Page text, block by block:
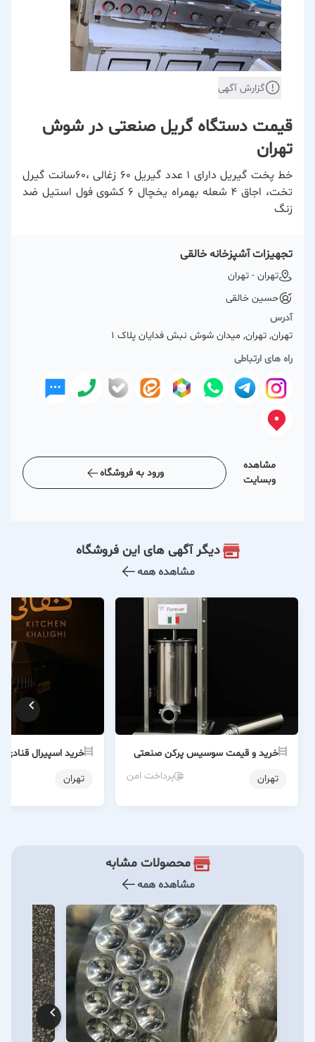
گزارش آگهی
قیمت دستگاه گریل صنعتی در شوش
تهران
خط پخت گیریل دارای ۱ عدد گیریل ۶۰ زغالی ،۶۰‌سانت گیرل
تخت، اجاق ۴ شعله بهمراه یخچال ۶ کشوی فول استیل ضد
زنگ
تجهیزات آشپزخانه خالقی
تهران - تهران
حسین خالقی
آدرس
تهران, تهران, میدان شوش نبش فدایان پلاک 1
راه های ارتباطی
مشاهده
وبسایت
ورود به فروشگاه
دیگر آگهی های این فروشگاه
مشاهده همه
خرید و قیمت سوسیس پرکن صنعتی
تهران
پرداخت امن
خرید اسپیرال قنادی
تهران
محصولات مشابه
مشاهده همه